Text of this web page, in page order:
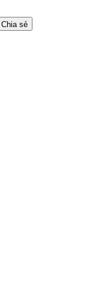
Chia sẻ